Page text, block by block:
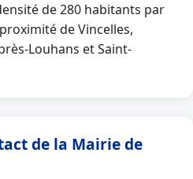
de 280 habitants par
de Vincelles,
Louhans et Saint-
de la Mairie de